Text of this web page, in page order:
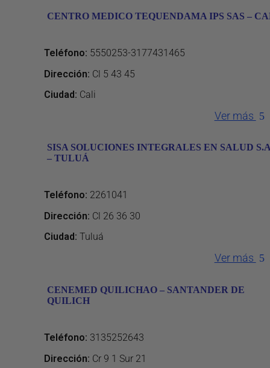
CENTRO MEDICO TEQUENDAMA IPS SAS –
Teléfono: 5550253-3177431465
Dirección: Cl 5 43 45
Ciudad: Cali
Ver más
SISA SOLUCIONES INTEGRALES EN SALUD
– TULUÁ
Teléfono: 2261041
Dirección: Cl 26 36 30
Ciudad: Tuluá
Ver más
CENEMED QUILICHAO – SANTANDER DE
QUILICH
Teléfono: 3135252643
Dirección: Cr 9 1 Sur 21